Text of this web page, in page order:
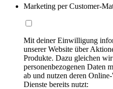
Marketing per Customer-
Mit deiner Einwilligung
unserer Website über
Produkte. Dazu gleichen
personenbezogenen Daten
ab und nutzen deren
Dienste bereits nutzt: